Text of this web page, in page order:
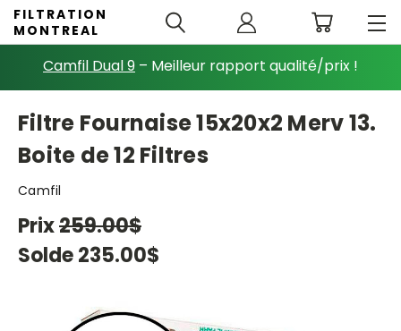
Camfil Dual 9 – Meilleur rapport qualité/prix !
FILTRATION
MONTREAL
Filtre Fournaise 15x20x2 Merv 13.
Boite de 12 Filtres
Camfil
Prix259.00$
Solde235.00$